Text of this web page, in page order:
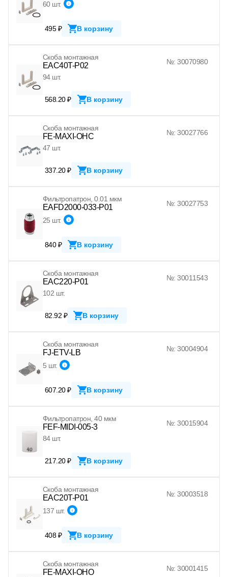
60 шт.
495 ₽ В корзину
Скоба монтажная
EAC40T-P02
№: 30070980
94 шт.
568.20 ₽ В корзину
Скоба монтажная
FE-MAXI-OHC
№: 30027766
47 шт.
337.20 ₽ В корзину
Фильтропатрон, 0.01 мкм
EAFD2000-033-P01 №: 30027753
25 шт.
840 ₽ В корзину
Скоба монтажная
EAC220-P01
№: 30011543
102 шт.
82.92 ₽ В корзину
Скоба монтажная
FJ-ETV-LB №: 30004904
5 шт.
607.20 ₽ В корзину
Фильтропатрон, 40 мкм
FEF-MIDI-005-3
№: 30015904
84 шт.
217.20 ₽ В корзину
Скоба монтажная
EAC20T-P01 №: 30003518
137 шт.
408 ₽ В корзину
Скоба монтажная
FE-MAXI-OHO №: 30001415